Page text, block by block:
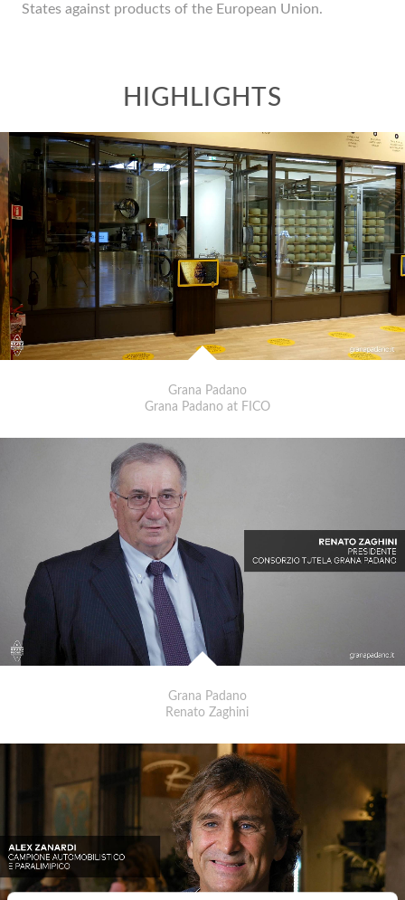
States against products of the European Union.
Grana Padano
Grana Padano at FICO
Grana Padano
Renato Zaghini